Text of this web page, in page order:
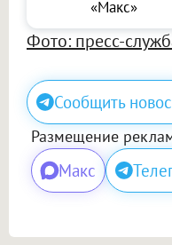
«Макс»
Фото: пресс-
Сообщить
Размещение
Макс